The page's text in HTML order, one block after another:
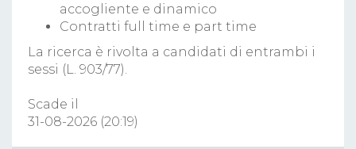
accogliente e dinamico
Contratti full time e part time
La ricerca è rivolta a candidati di entrambi i
sessi (L. 903/77).
Scade il
31-08-2026 (20:19)